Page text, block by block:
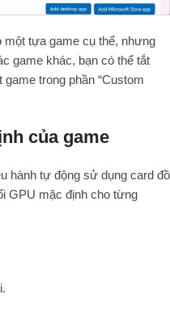
một tựa game cụ thể, nhưng
game khác, bạn có thể tắt
trong phần “Custom
của game
hành tự động sử dụng card đồ
GPU mặc định cho từng